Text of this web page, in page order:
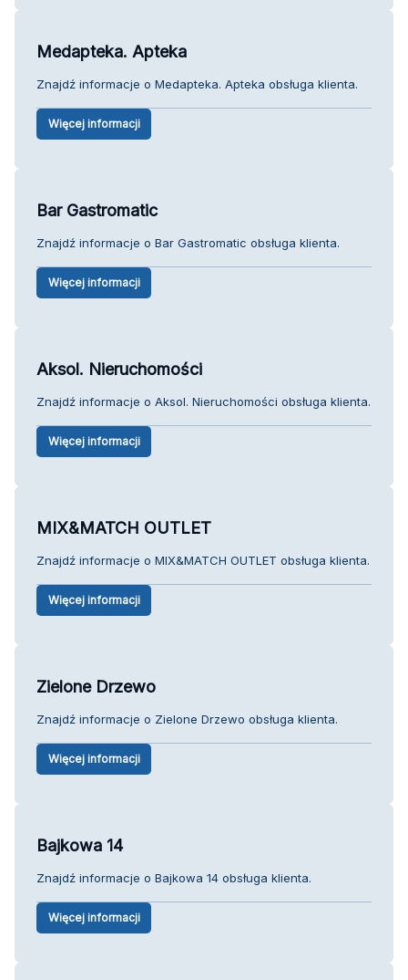
Medapteka. Apteka
Znajdź informacje o Medapteka. Apteka obsługa klienta.
Więcej informacji
Bar Gastromatic
Znajdź informacje o Bar Gastromatic obsługa klienta.
Więcej informacji
Aksol. Nieruchomości
Znajdź informacje o Aksol. Nieruchomości obsługa klienta.
Więcej informacji
MIX&MATCH OUTLET
Znajdź informacje o MIX&MATCH OUTLET obsługa klienta.
Więcej informacji
Zielone Drzewo
Znajdź informacje o Zielone Drzewo obsługa klienta.
Więcej informacji
Bajkowa 14
Znajdź informacje o Bajkowa 14 obsługa klienta.
Więcej informacji